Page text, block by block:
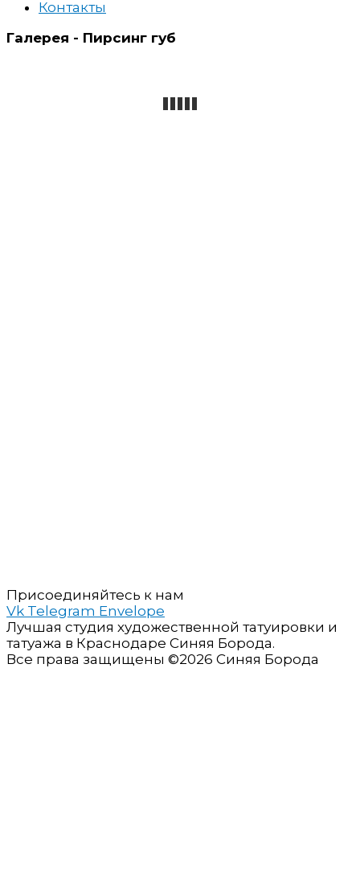
Контакты
Галерея - Пирсинг губ
Присоединяйтесь к нам
Vk Telegram Envelope
Лучшая студия художественной татуировки и
татуажа в Краснодаре Синяя Борода.
Все права защищены ©2026 Синяя Борода